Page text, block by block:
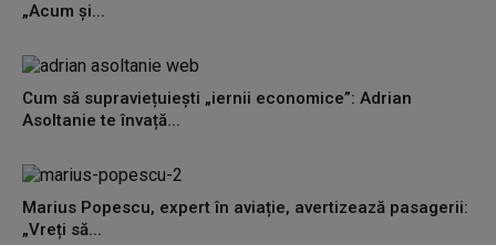
„Acum și...
Cum să supraviețuiești „iernii economice”: Adrian
Asoltanie te învață...
Marius Popescu, expert în aviație, avertizează pasagerii:
„Vreți să...